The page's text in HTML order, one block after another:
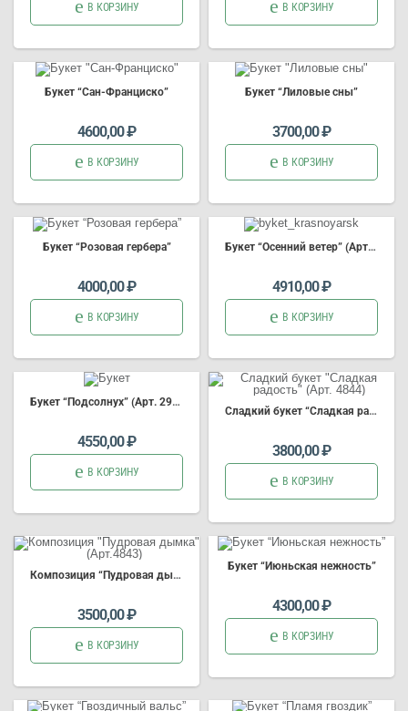
В КОРЗИНУ В КОРЗИНУ
Букет “Сан-Франциско”
4600,00₽
В КОРЗИНУ
Букет “Лиловые сны”
3700,00₽
В КОРЗИНУ
Букет“Розовая гербера”
4000,00₽
В КОРЗИНУ
Букет “Осенний ветер” (Арт.3790)
4910,00₽
В КОРЗИНУ
Букет “Подсолнух” (Арт. 2981)
4550,00₽
В КОРЗИНУ
Сладкий букет “Сладкая радость” (Арт. 4844)
3800,00₽
В КОРЗИНУ
Композиция “Пудровая дымка” (Арт.4843)
3500,00₽
В КОРЗИНУ
Букет“Июньская нежность”
4300,00₽
В КОРЗИНУ